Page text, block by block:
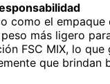
como el empaque
más ligero
FSC MIX, lo
que brindan